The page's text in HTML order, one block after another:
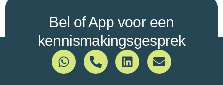
Bel of App voor een
kennismakingsgesprek